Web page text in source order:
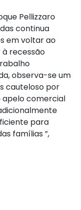
Pellizzaro
continua
em voltar ao
recessão
observa-se um
cauteloso por
apelo comercial
para
famílias ”,